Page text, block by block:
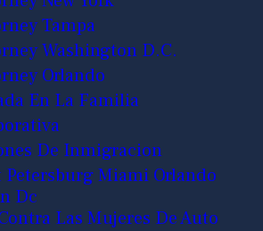
Tampa
Washington D.C.
Orlando
En La Familia
De Inmigracion
Petersburg Miami Orlando
Dc
Las Mujeres De Auto